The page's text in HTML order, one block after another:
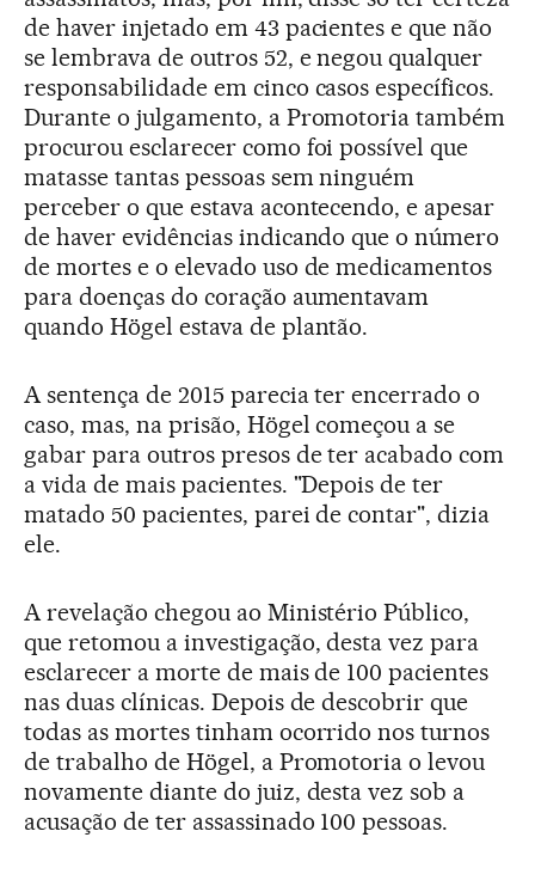
de haver injetado em 43 pacientes e que não
se lembrava de outros 52, e negou qualquer
responsabilidade em cinco casos específicos.
Durante o julgamento, a Promotoria também
procurou esclarecer como foi possível que
matasse tantas pessoas sem ninguém
perceber o que estava acontecendo, e apesar
de haver evidências indicando que o número
de mortes e o elevado uso de medicamentos
para doenças do coração aumentavam
quando Högel estava de plantão.
A sentença de 2015 parecia ter encerrado o
caso, mas, na prisão, Högel começou a se
gabar para outros presos de ter acabado com
a vida de mais pacientes. "Depois de ter
matado 50 pacientes, parei de contar", dizia
ele.
A revelação chegou ao Ministério Público,
que retomou a investigação, desta vez para
esclarecer a morte de mais de 100 pacientes
nas duas clínicas. Depois de descobrir que
todas as mortes tinham ocorrido nos turnos
de trabalho de Högel, a Promotoria o levou
novamente diante do juiz, desta vez sob a
acusação de ter assassinado 100 pessoas.